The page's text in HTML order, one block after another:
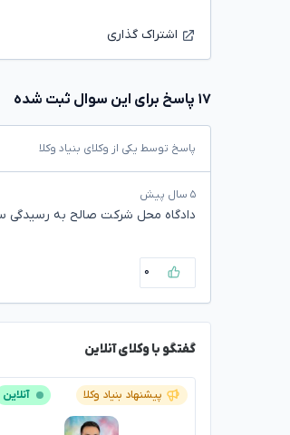
اشتراک گذاری
۱۷ پاسخ برای این سوال ثبت شده
پاسخ توسط یکی از وکلای بنیاد وکلا
۵ سال پیش
دادگاه محل شرکت صالح به
۰
گفتگو با وکلای آنلاین
پیشنهاد بنیاد وکلا آنلاین